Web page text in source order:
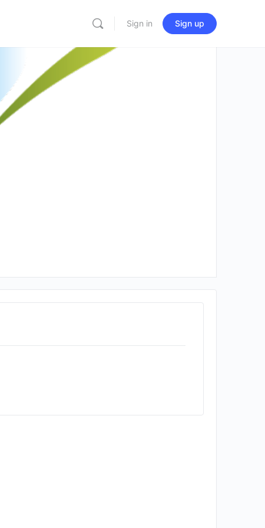
Sign in Sign up